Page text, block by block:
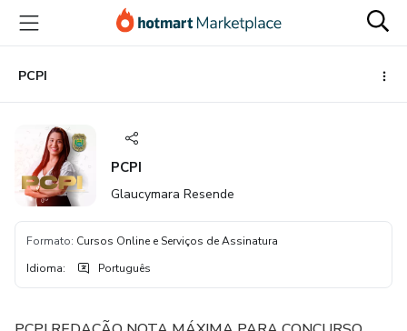
para
conteúdo
principal
para
pagamento
para
rodapé
PCPI
PCPI
Glaucymara Resende
Formato: Cursos Online e Serviços de Assinatura
Idioma: Português